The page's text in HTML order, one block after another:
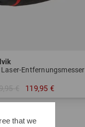
Laser-Entfernungsmesser
€ 119,95 €
that we